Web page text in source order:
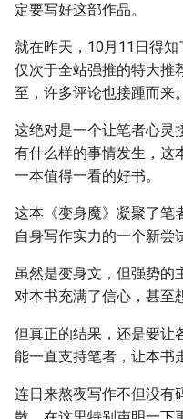
定要写好这部作品。
就在昨天，10月11日得
仅次于全站强推的特大推
至，许多评论也接踵而来。
这绝对是一个让笔者心灵
有什么样的事情发生，这
一本值得一看的好书。
这本《变身魔》凝聚了笔
自身写作实力的一个新尝
虽然是变身文，但强势的
对本书充满了信心，甚至
但真正的结果，还是要让
能一直支持笔者，让本书
连日来熬夜写作不但没有